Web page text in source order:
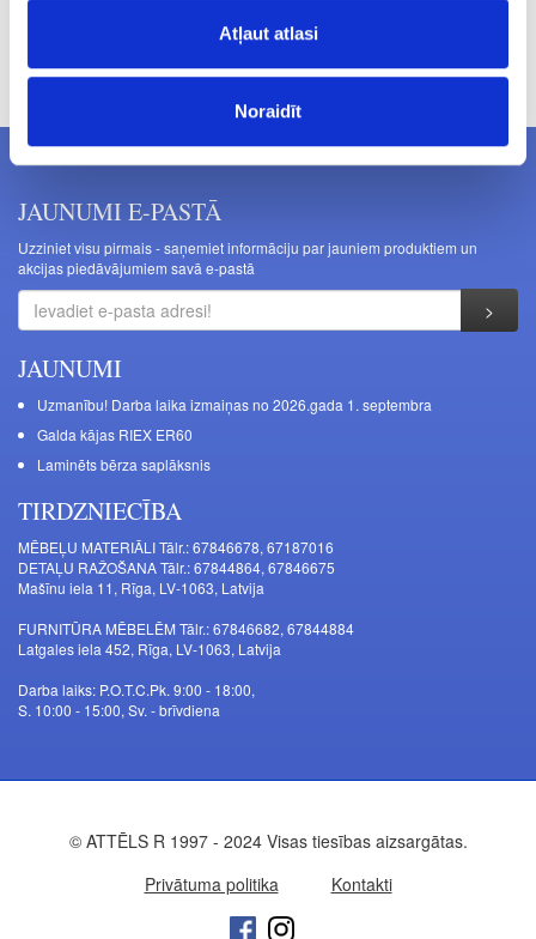
Atļaut atlasi
Noraidīt
Cenas norādītas bez PVN. Cenas var tikt mainītas bez iepriekšēja
brīdinājuma.
JAUNUMI E-PASTĀ
Uzziniet visu pirmais - saņemiet informāciju par jauniem produktiem un
akcijas piedāvājumiem savā e-pastā
JAUNUMI
Uzmanību! Darba laika izmaiņas no 2026.gada 1. septembra
Galda kājas RIEX ER60
Laminēts bērza saplāksnis
TIRDZNIECĪBA
MĒBEĻU MATERIĀLI Tālr.: 67846678, 67187016
DETAĻU RAŽOŠANA Tālr.: 67844864, 67846675
Mašīnu iela 11, Rīga, LV-1063, Latvija
FURNITŪRA MĒBELĒM Tālr.: 67846682, 67844884
Latgales iela 452, Rīga, LV-1063, Latvija
Darba laiks: P.O.T.C.Pk. 9:00 - 18:00,
S. 10:00 - 15:00, Sv. - brīvdiena
© ATTĒLS R 1997 - 2024 Visas tiesības aizsargātas.
Privātuma politika
Kontakti